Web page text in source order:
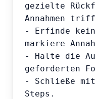
gezielte
Annahmen
- Erfinde
markiere
- Halte die
geforderten
- Schließe
Steps.